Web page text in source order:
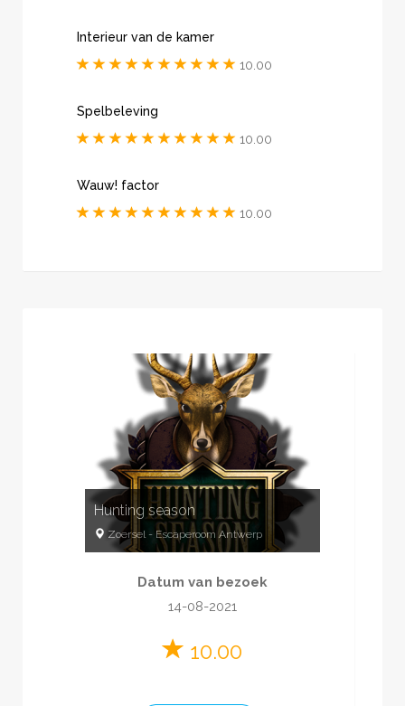
Interieur van de kamer
10.00
Spelbeleving
10.00
Wauw! factor
10.00
Hunting season
Zoersel- Escaperoom Antwerp
Datum van bezoek
14-08-2021
10.00